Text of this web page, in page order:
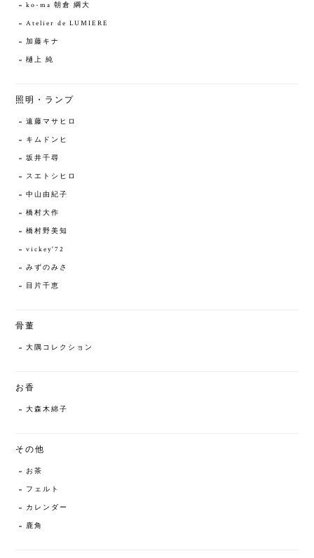
ko-ma 朝倉 綱大
Atelier de LUMIERE
加藤キナ
樋上 純
照明・ランプ
遠藤マサヒロ
キムドンヒ
坂井千尋
スエトシヒロ
中山由紀子
橋村大作
橋村野美知
vickey'72
みずのみさ
目片千恵
骨董
大隅コレクション
お香
大森木綿子
その他
お茶
フェルト
カレンダー
鹿角